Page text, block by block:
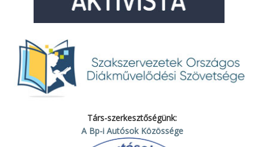
Társ-szerkesztőségünk:
A Bp-i Autósok Közössége